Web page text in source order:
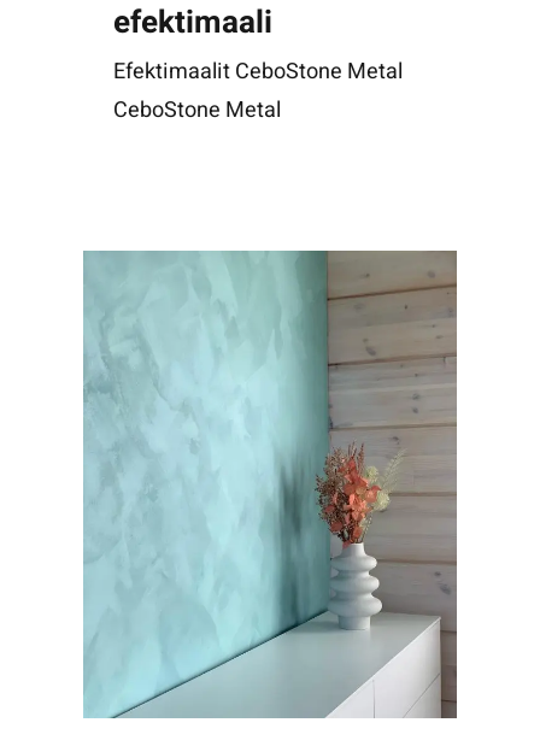
efektimaali
Efektimaalit CeboStone Metal
CeboStone Metal